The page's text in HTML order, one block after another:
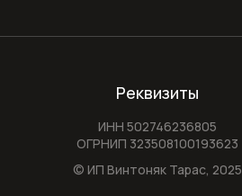
Реквизиты
ИНН 502746236805
ОГРНИП 323508100193623
© ИП Винтоняк Тарас, 2025